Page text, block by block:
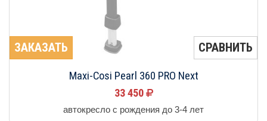
ЗАКАЗАТЬ СРАВНИТЬ
Maxi-Cosi Pearl 360 PRO Next
33 450
автокресло с рождения до 3-4 лет